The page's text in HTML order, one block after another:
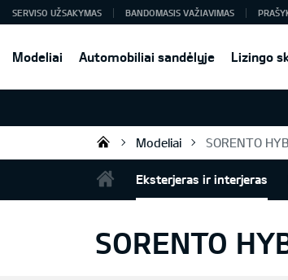
Modeliai Automobiliai sandėlyje Lizingo
SERVISO UŽSAKYMAS BANDOMASIS VAŽIAVIMAS
UAB „Kia Auto“
Modeliai SORENTO
Eksterjeras ir interjeras
SORENTO